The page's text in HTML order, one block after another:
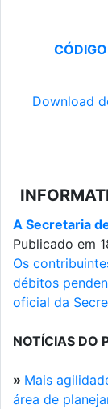
Download
A Secretaria
Publicado em
Os
débitos
oficial da
NOTÍCIAS DO
» Mais
área de